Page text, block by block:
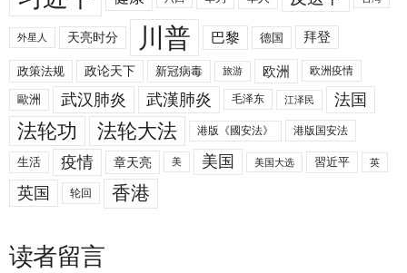
外星人 天亮时分 川普 巴黎 德国 拜登
政策法规 政论天下 新冠病毒 旅游 欧洲 欧洲疫情
歐洲 武汉肺炎 武漢肺炎 毛泽东 江泽民 法国
法轮功 法轮大法 港版《國安法》 港版国安法
生活 疫情 章天亮 美 美国 美国大选 習近平 英
英国 轮回 香港
读者留言